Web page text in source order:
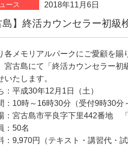
ース 2018年11月6日
島】終活カウンセラー初級
各メモリアルパークにご愛顧を賜
宮古島にて「終活カウンセラー
いたします。
平成30年12月1日（土）
10時～16時30分（受付9時30分
宮古島市平良字下里442番地 「
50名
9,970円（テキスト・講習代・